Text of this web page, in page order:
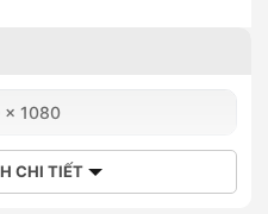
x 1080
CHI TIẾT